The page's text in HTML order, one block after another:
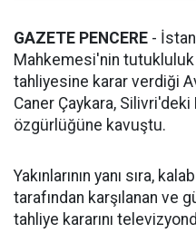
GAZETE PENCERE -
Mahkemesi'nin
tahliyesine karar verdiği
Caner Çaykara,
özgürlüğüne kavuştu.
Yakınlarının yanı sıra,
tarafından karşılanan ve
tahliye kararını